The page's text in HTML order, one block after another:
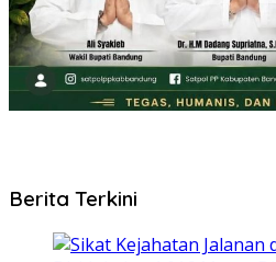
5 Agustus 2026
DPRD Jawa Barat dan
PPAS APBD 2027
Popular Post